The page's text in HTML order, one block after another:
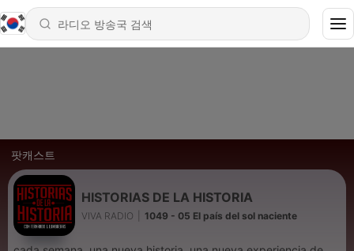
팟캐스트
HISTORIAS DE LA HISTORIA
VIVA RADIO 1049 - 05 El país del sol naciente